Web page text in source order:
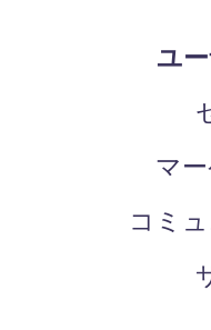
ユ
マ
コミ